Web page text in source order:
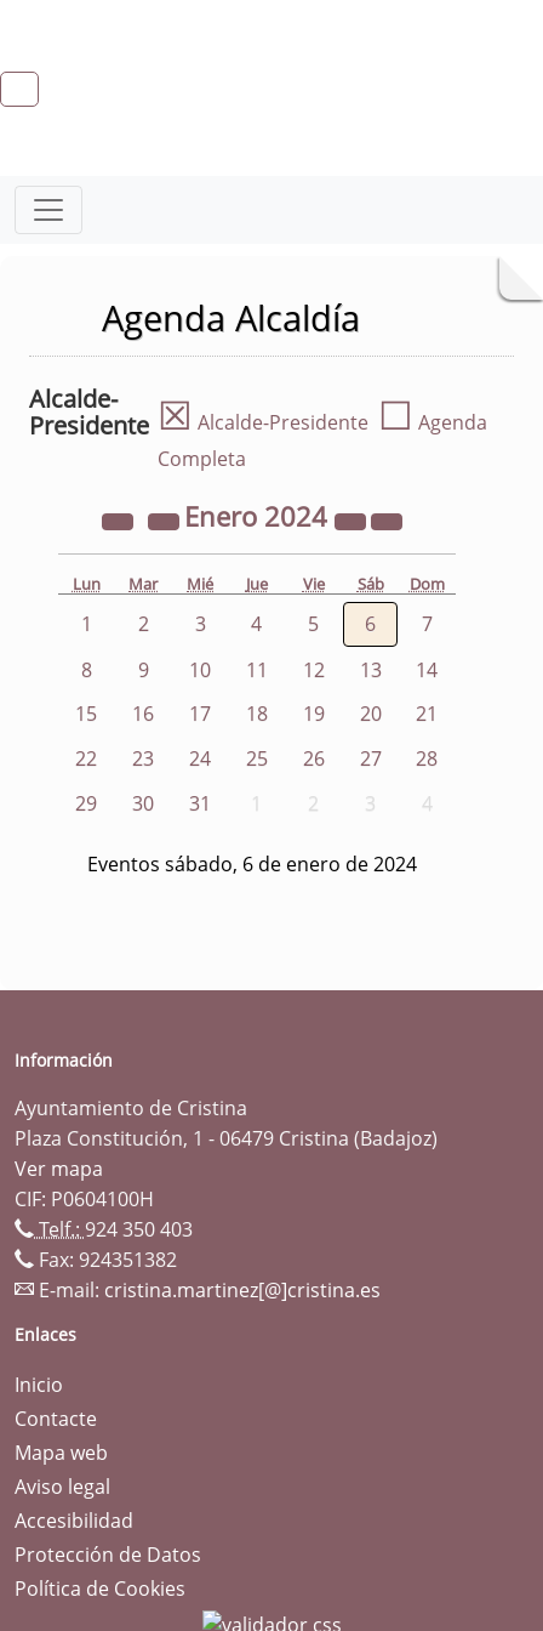
Agenda Alcaldía
Alcalde-
Presidente ☒ Alcalde-Presidente ☐ Agenda
Completa
Enero 2024
Lun Mar Mié Jue Vie Sáb Dom
1 2 3 4 5 6
7
8
9 10 11 12 13
14
15
16 17 18 19 20
21
22
23 24 25 26 27
28
29
30 31 1 2 3 4
Eventos sábado, 6 de enero de 2024
Información
Ayuntamiento de Cristina
Plaza Constitución, 1 - 06479 Cristina (Badajoz)
Ver mapa
CIF: P0604100H
Telf.: 924 350 403
Fax: 924351382
E-mail: cristina.martinez[@]cristina.es
Enlaces
Inicio
Contacte
Mapa web
Aviso legal
Accesibilidad
Protección de Datos
Política de Cookies